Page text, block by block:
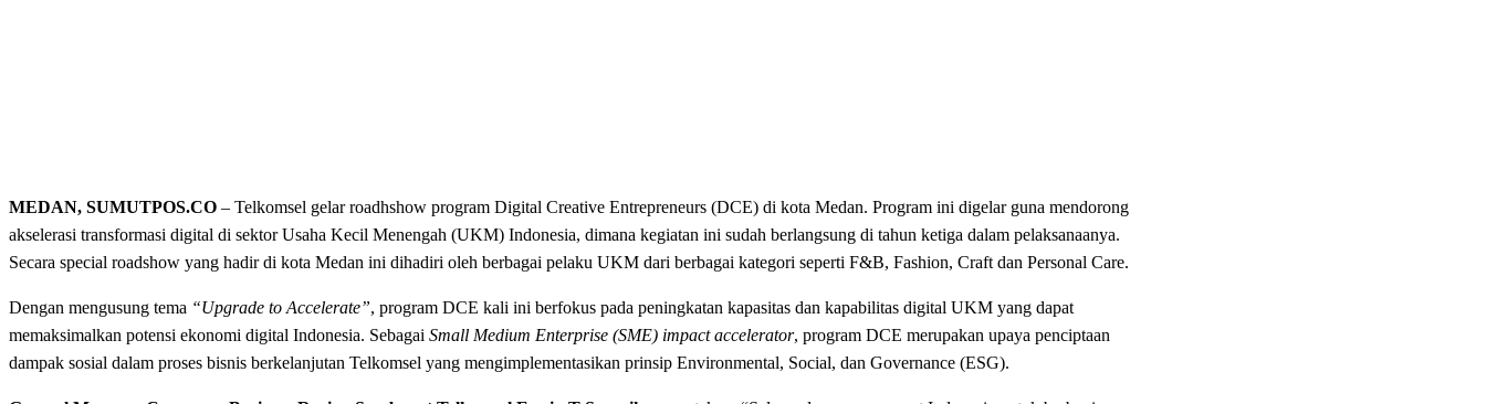
MEDAN, SUMUTPOS.CO – Telkomsel gelar roadhshow program Digital Creative Entrepreneurs (DCE) di kota Medan. Program ini digelar guna mendorong
akselerasi transformasi digital di sektor Usaha Kecil Menengah (UKM) Indonesia, dimana kegiatan ini sudah berlangsung di tahun ketiga dalam pelaksanaanya.
Secara special roadshow yang hadir di kota Medan ini dihadiri oleh berbagai pelaku UKM dari berbagai kategori seperti F&B, Fashion, Craft dan Personal Care.
Dengan mengusung tema “Upgrade to Accelerate”, program DCE kali ini berfokus pada peningkatan kapasitas dan kapabilitas digital UKM yang dapat
memaksimalkan potensi ekonomi digital Indonesia. Sebagai Small Medium Enterprise (SME) impact accelerator, program DCE merupakan upaya penciptaan
dampak sosial dalam proses bisnis berkelanjutan Telkomsel yang mengimplementasikan prinsip Environmental, Social, dan Governance (ESG).